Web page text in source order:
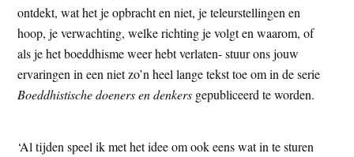
e
ontdekt, wat het je opbracht en niet, je teleurstellingen en
hoop, je verwachting, welke richting je volgt en waarom, of
als je het boeddhisme weer hebt verlaten- stuur ons jouw
ervaringen in een niet zo’n heel lange tekst toe om in de serie
Boeddhistische doeners en denkers gepubliceerd te worden.
‘Al tijden speel ik met het idee om ook eens wat in te sturen